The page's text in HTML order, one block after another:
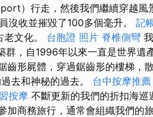
）行走，然後我們繼續穿越風
沒收並摧毀了100多個毫升。 記
文化。 台胞證 照片 脊椎側彎
，自1996年以來一直是世界遺
齒形屍體，穿過鋸齒形的樓梯，
去和神秘的過去。 台中按摩推薦
按摩 不斷更新的我們的折扣海巡
加商務旅行，通常會組織我們的旅